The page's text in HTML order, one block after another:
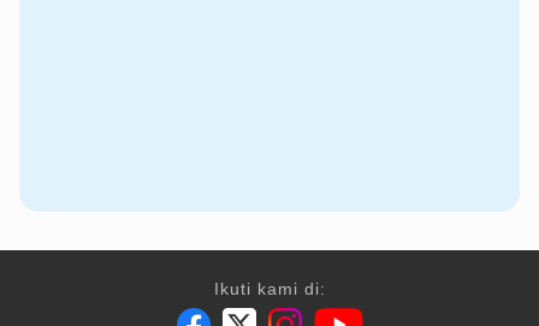
Ikuti kami di: